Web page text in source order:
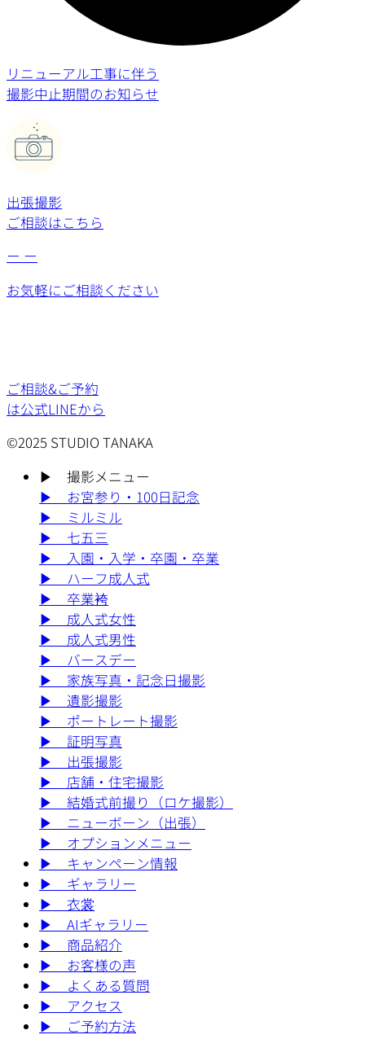
リニューアル工事に伴う
撮影中止期間のお知らせ
出張撮影
ご相談はこちら
ー ー
お気軽にご相談ください
ご相談&ご予約
は公式LINEから
©2025 STUDIO TANAKA
▶︎
撮影メニュー
▶︎
お宮参り・100日記念
▶︎
ミルミル
▶︎
七五三
▶︎
入園・入学・卒園・卒業
▶︎
ハーフ成人式
▶︎
卒業袴
▶︎
成人式女性
▶︎
成人式男性
▶︎
バースデー
▶︎
家族写真・記念日撮影
▶︎
遺影撮影
▶︎
ポートレート撮影
▶︎
証明写真
▶︎
出張撮影
▶︎
店舗・住宅撮影
▶︎
結婚式前撮り（ロケ撮影）
▶︎
ニューボーン（出張）
▶︎
オプションメニュー
▶︎
キャンペーン情報
▶︎
ギャラリー
▶︎
衣裳
▶︎
AIギャラリー
▶︎
商品紹介
▶︎
お客様の声
▶︎
よくある質問
▶︎
アクセス
▶︎
ご予約方法